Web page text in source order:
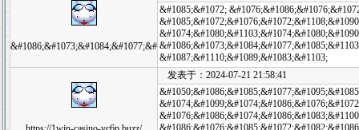
&#1086;&#1073;&#1084;&#1077;&#
&#1085;&#1072;
&#1087;&#1110;&#1089;&#1083;&#1103;
发表于：2024-07-21 21:58:41